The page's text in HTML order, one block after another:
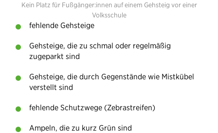
Kein Platz für Fußgänger:innen auf einem Gehsteig vor einer
Volksschule
fehlende Gehsteige
Gehsteige, die zu schmal oder regelmäßig
zugeparkt sind
Gehsteige, die durch Gegenstände wie Mistkübel
verstellt sind
fehlende Schutzwege (Zebrastreifen)
Ampeln, die zu kurz Grün sind